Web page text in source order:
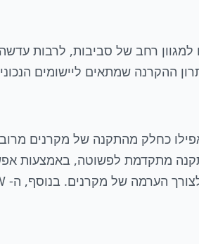
ההקרנה שמתאים ליישומים
כחלק מהתקנה של מקרנים